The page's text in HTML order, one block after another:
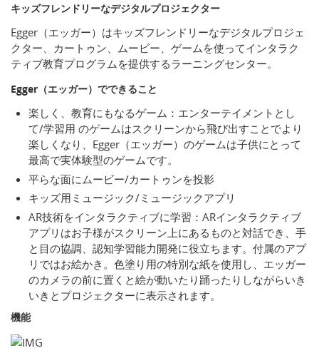
キッズフレンドリーなデジタルプロジェクター
Egger（エッガー）はキッズフレンドリーなデジタルプロジェ
クター、カートゥン、ムービー、ゲームを使ってインタラク
ティブ教育プログラムを提供するラーニングセンター。
Egger（エッガー）でできること
楽しく、教育にもなるゲーム：エンターテイメントとし
て/学習用 のゲームはスクリーンから飛び出すことでより
楽しくなり、Egger（エッガー）のゲームは子供にとって
最高で実体験型のゲームです。
平らな面にムービー/カートゥンを投影
キッズ用ミュージック/ミュージックアプリ
AR技術をインタラクティブに学習：ARインタラクティブ
アプリはお子様がスクリーン上にあるものと対話でき、手
と目の協調、認知学習能力開発に役立ちます。付属のアプ
リではお絵かき。色塗り用の特別な紙を使用し、エッガー
のカメラの前に置くと絵が動いたり踊ったりしながらいき
いきとプロジェクターに表示されます。
機能